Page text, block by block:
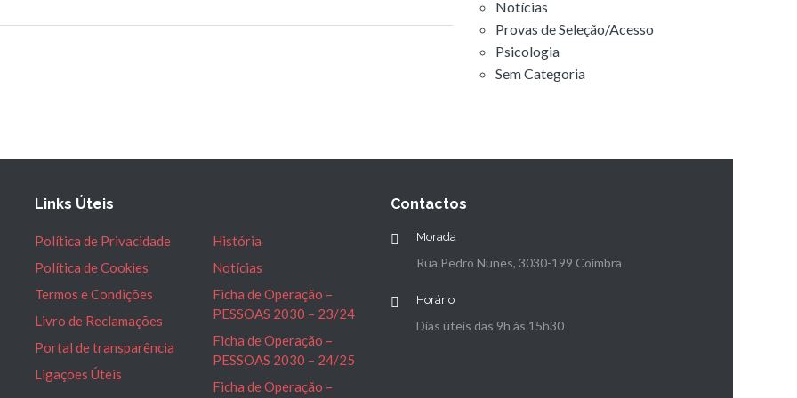
Notícias
Provas de Seleção/Acesso
Psicologia
Sem Categoria
Links Úteis
Política de Privacidade
Política de Cookies
Termos e Condições
Livro de Reclamações
Portal de transparência
Ligações Úteis
História
Notícias
Ficha de Operação –
PESSOAS 2030 – 23/24
Ficha de Operação –
PESSOAS 2030 – 24/25
Ficha de Operação –
Contactos
Morada
Rua Pedro Nunes, 3030-199 Coimbra
Horário
Dias úteis das 9h às 15h30